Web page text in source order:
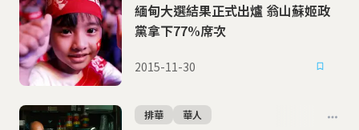
緬甸大選結果正式出爐 翁山蘇姬政
黨拿下77%席次
2015-11-30
排華 華人